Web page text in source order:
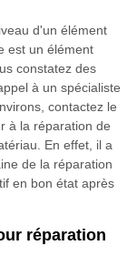
d'un élément
est un élément
constatez des
à un spécialiste
contactez le
à la réparation de
En effet, il a
de la réparation
en bon état après
réparation